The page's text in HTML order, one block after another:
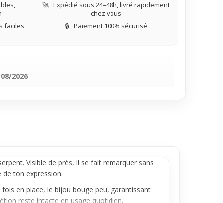
🚀 Expédié sous 24–48h, livré rapidement
chez vous
faciles
🔒 Paiement 100% sécurisé
2026
Visible de près, il se fait remarquer sans
ton expression.
en place, le bijou bouge peu, garantissant
reste intacte en usage quotidien.